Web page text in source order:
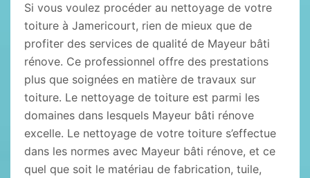
Si vous voulez procéder au nettoyage de votre
toiture à Jamericourt, rien de mieux que de
profiter des services de qualité de Mayeur bâti
rénove. Ce professionnel offre des prestations
plus que soignées en matière de travaux sur
toiture. Le nettoyage de toiture est parmi les
domaines dans lesquels Mayeur bâti rénove
excelle. Le nettoyage de votre toiture s’effectue
dans les normes avec Mayeur bâti rénove, et ce
quel que soit le matériau de fabrication, tuile,